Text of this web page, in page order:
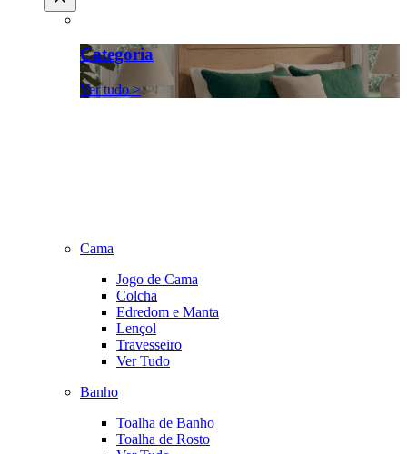
Categoria
Ver tudo >
Cama
Jogo de Cama
Colcha
Edredom e Manta
Lençol
Travesseiro
Ver Tudo
Banho
Toalha de Banho
Toalha de Rosto